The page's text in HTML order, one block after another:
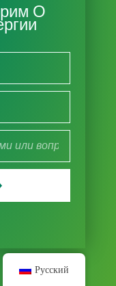
О
Русский